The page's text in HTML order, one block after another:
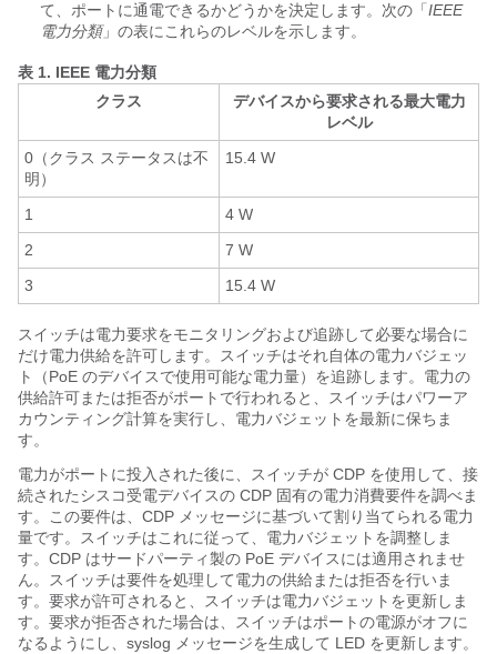
て、ポートに通電できるかどうかを決定します。次の「 IEEE
電力分類」の表にこれらのレベルを示します。
表 1. IEEE 電力分類
クラス
デバイスから要求される最大電力
レベル
0（クラス ステータスは不
明）
15.4 W
1
4 W
2
7 W
3
15.4 W
スイッチは電力要求をモニタリングおよび追跡して必要な場合に
だけ電力供給を許可します。スイッチはそれ自体の電力バジェッ
ト（PoE のデバイスで使用可能な電力量）を追跡します。電力の
供給許可または拒否がポートで行われると、スイッチはパワーア
カウンティング計算を実行し、電力バジェットを最新に保ちま
す。
電力がポートに投入された後に、スイッチが CDP を使用して、接
続されたシスコ受電デバイスの CDP 固有の電力消費要件を調べま
す。この要件は、CDP メッセージに基づいて割り当てられる電力
量です。
スイッチはこれに従って、電力バジェットを調整しま
す。CDP はサードパーティ製の PoE デバイスには適用されませ
ん。スイッチは要件を処理して電力の供給または拒否を行いま
す。要求が許可されると、スイッチは電力バジェットを更新しま
す。要求が拒否された場合は、スイッチはポートの電源がオフに
なるようにし、 syslog メッセージを生成して LED を更新します。